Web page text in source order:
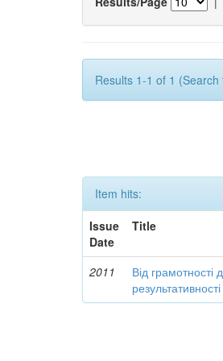
Results 1-1 of 1
Item hits:
Issue
Date
Title
2011
Від грамотності